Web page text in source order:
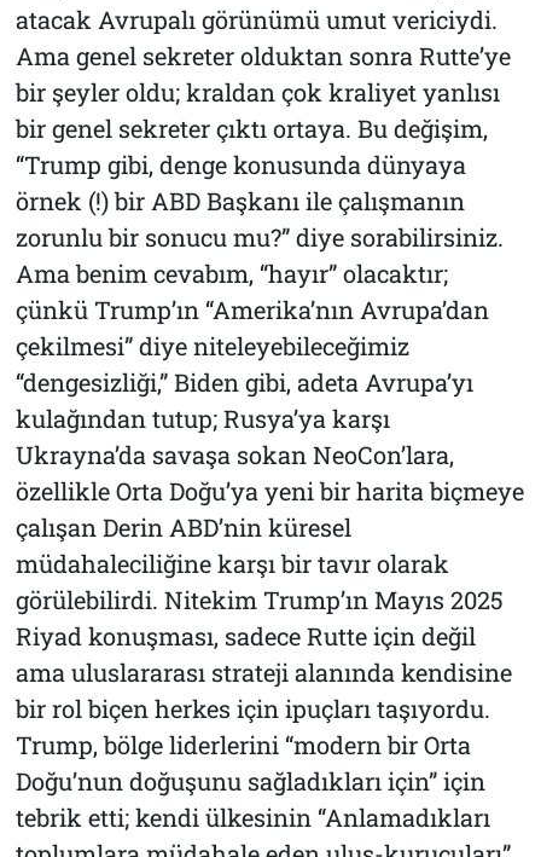
atacak Avrupalı görünümü umut vericiydi.
Ama genel sekreter olduktan sonra Rutte’ye
bir şeyler oldu; kraldan çok kraliyet yanlısı
bir genel sekreter çıktı ortaya. Bu değişim,
“Trump gibi, denge konusunda dünyaya
örnek (!) bir ABD Başkanı ile çalışmanın
zorunlu bir sonucu mu?” diye sorabilirsiniz.
Ama benim cevabım, “hayır” olacaktır;
çünkü Trump’ın “Amerika’nın Avrupa’dan
çekilmesi” diye niteleyebileceğimiz
“dengesizliği,” Biden gibi, adeta Avrupa’yı
kulağından tutup; Rusya’ya karşı
Ukrayna’da savaşa sokan NeoCon’lara,
özellikle Orta Doğu’ya yeni bir harita biçmeye
çalışan Derin ABD’nin küresel
müdahaleciliğine karşı bir tavır olarak
görülebilirdi. Nitekim Trump’ın Mayıs 2025
Riyad konuşması, sadece Rutte için değil
ama uluslararası strateji alanında kendisine
bir rol biçen herkes için ipuçları taşıyordu.
Trump, bölge liderlerini “modern bir Orta
Doğu’nun doğuşunu sağladıkları için” için
tebrik etti; kendi ülkesinin “Anlamadıkları